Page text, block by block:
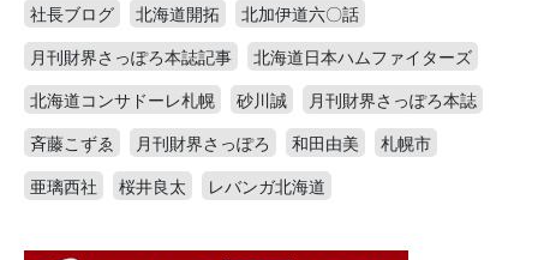
社長ブログ 北海道開拓
北加伊道六〇話
月刊財界さっぽろ本誌記事
北海道日本ハムファイターズ
北海道コンサドーレ札幌
砂川誠
月刊財界さっぽろ本誌
斉藤こずゑ
月刊財界さっぽろ 和田由美
札幌市
亜璃西社
桜井良太 レバンガ北海道